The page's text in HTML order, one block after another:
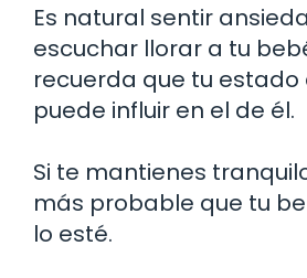
Es natural sentir
escuchar llorar a tu
recuerda que tu
puede influir en el de él.
Si te mantienes
más probable que tu
lo esté.